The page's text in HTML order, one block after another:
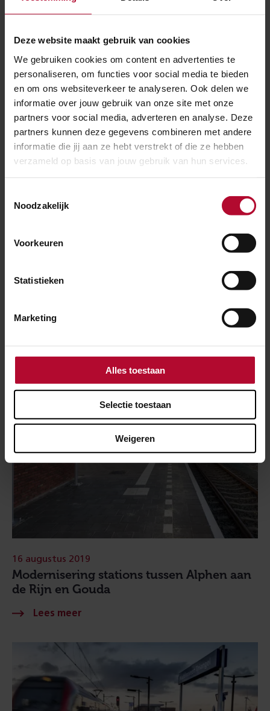
Deze website maakt gebruik van cookies
We gebruiken cookies om content en advertenties te
personaliseren, om functies voor social media te bieden
en om ons websiteverkeer te analyseren. Ook delen we
informatie over jouw gebruik van onze site met onze
partners voor social media, adverteren en analyse. Deze
partners kunnen deze gegevens combineren met andere
informatie die jij aan ze hebt verstrekt of die ze hebben
verzameld op basis van jouw gebruik van hun services.
Noodzakelijk
Voorkeuren
Statistieken
Marketing
Alles toestaan
Selectie toestaan
Weigeren
Innovatie Stations
Meer nieuws
Modernisering stations tussen Alphen aan
de Rijn en Gouda
16 augustus 2019